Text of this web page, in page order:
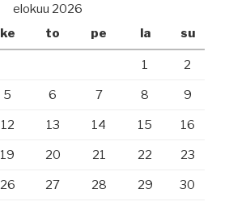
elokuu 2026
ke to pe la su
1 2
5 6 7 8 9
12 13 14 15 16
19 20 21 22 23
26 27 28 29 30